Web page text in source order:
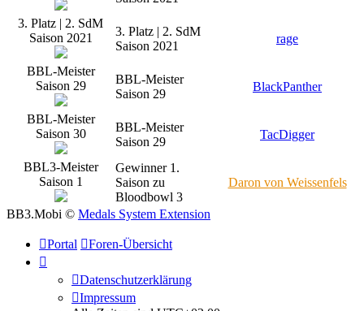
3. Platz | 2. SdM
Saison 2021
3. Platz | 2. SdM
Saison 2021
rage
BBL-Meister
Saison 29
BBL-Meister
Saison 29
BlackPanther
BBL-Meister
Saison 30
BBL-Meister
Saison 29
TacDigger
BBL3-Meister
Saison 1
Gewinner 1.
Saison zu
Bloodbowl 3
Daron von Weissenfels
BB3.Mobi © Medals System Extension
Portal Foren-Übersicht
Datenschutzerklärung
Impressum